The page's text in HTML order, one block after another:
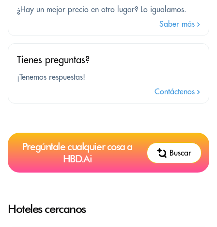
¿Hay un mejor precio en otro lugar? Lo igualamos.
Saber más
Tienes preguntas?
¡Tenemos respuestas!
Contáctenos
Pregúntale cualquier cosa a
HBD.Ai
Buscar
Hoteles cercanos